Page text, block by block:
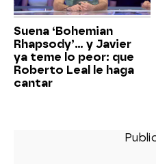
Suena ‘Bohemian
Rhapsody’... y Javier
ya teme lo peor: que
Roberto Leal le haga
cantar